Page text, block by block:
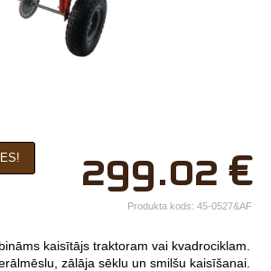
×
Jūsu vārds*
Uzņēmuma
tālr.*
299.02 €
Produkta kods: 45-0527&AF
kaisītājs traktoram vai kvadrociklam.
zālāja sēklu un smilšu kaisīšanai.